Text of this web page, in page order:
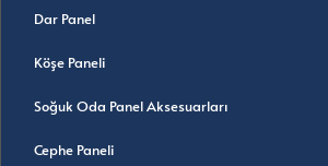
Dar Panel
Köşe Paneli
Soğuk Oda Panel Aksesuarları
Cephe Paneli